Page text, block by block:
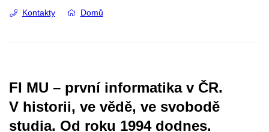
Kontakty Domů
FI MU – první informatika v ČR.
V historii, ve vědě, ve svobodě
studia. Od roku 1994 dodnes.